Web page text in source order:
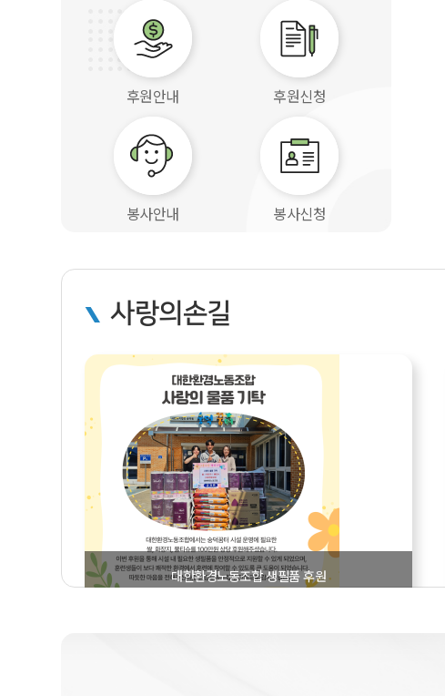
후원안내 후원신청
봉사안내 봉사신청
사랑의손길
대한환경노동조합 생필품 후원